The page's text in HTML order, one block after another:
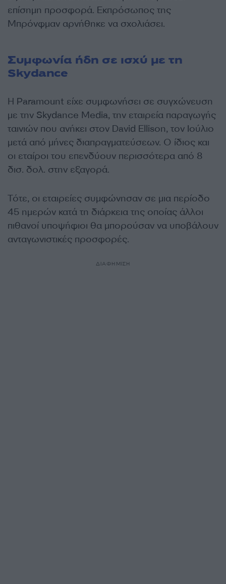
επίσημη προσφορά. Εκπρόσωπος της
Μπρόνφμαν αρνήθηκε να σχολιάσει.
Συμφωνία ήδη σε ισχύ με τη
Skydance
Η Paramount είχε συμφωνήσει σε συγχώνευση
με την Skydance Media, την εταιρεία παραγωγής
ταινιών που ανήκει στον David Ellison, τον Ιούλιο
μετά από μήνες διαπραγματεύσεων. Ο ίδιος και
οι εταίροι του επενδύουν περισσότερα από 8
δισ. δολ. στην εξαγορά.
Τότε, οι εταιρείες συμφώνησαν σε μια περίοδο
45 ημερών κατά τη διάρκεια της οποίας άλλοι
πιθανοί υποψήφιοι θα μπορούσαν να υποβάλουν
ανταγωνιστικές προσφορές.
ΔΙΑΦΗΜΙΣΗ